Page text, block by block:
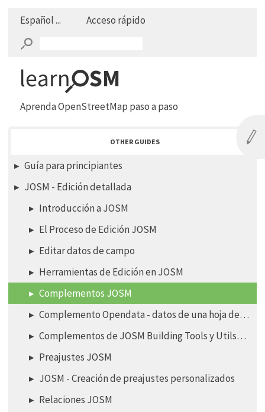
Español ... Acceso rápido
Aprenda OpenStreetMap paso a paso
OTHER GUIDES
Guía para principiantes
JOSM - Edición detallada
Introducción a JOSM
El Proceso de Edición JOSM
Editar datos de campo
Herramientas de Edición en JOSM
Complementos JOSM
Complemento Opendata - datos de una hoja de cálculo
Complementos de JOSM Building Tools y Utilsplugin2
Preajustes JOSM
JOSM - Creación de preajustes personalizados
Relaciones JOSM